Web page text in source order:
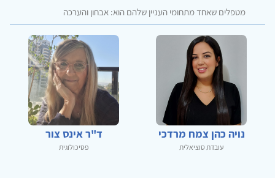
מטפלים שאחד מתחומי העניין שלהם הוא: אבחון והערכה
נויה כהן צמח מרדכי
עובדת סוציאלית
ד"ר אינס צור
פסיכולוגית